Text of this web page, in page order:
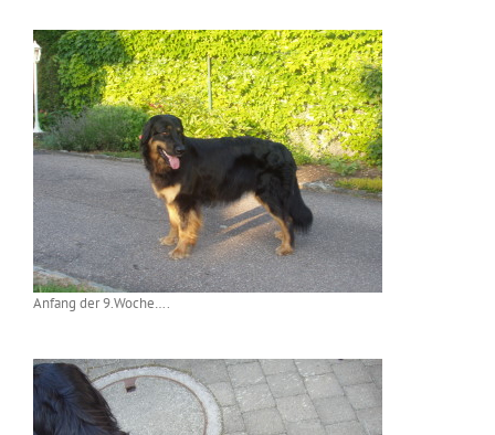
Anfang der 9.Woche….